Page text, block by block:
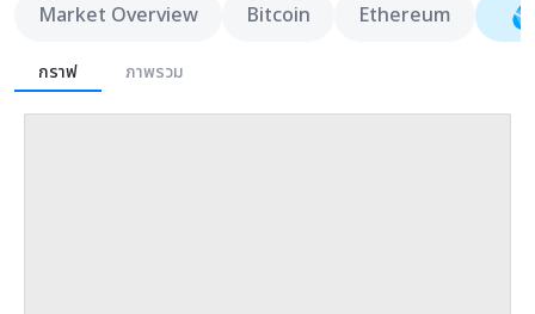
Market Overview Bitcoin Ethereum
กราฟ ภาพรวม